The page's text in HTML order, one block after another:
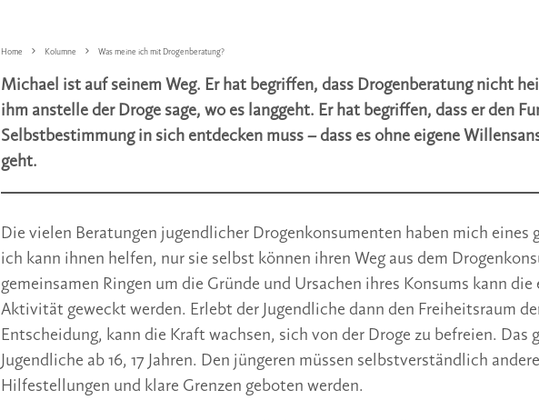
Home Kolumne Was meine ich mit Drogenberatung?
Michael ist auf seinem Weg. Er hat begriffen, dass Drogenberatung nicht
ihm anstelle der Droge sage, wo es langgeht. Er hat begriffen, dass er den
Selbstbestimmung in sich entdecken muss – dass es ohne eigene
geht.
Die vielen Beratungen jugendlicher Drogenkonsumenten haben mich eines
ich kann ihnen helfen, nur sie selbst können ihren Weg aus dem
gemeinsamen Ringen um die Gründe und Ursachen ihres Konsums kann die
Aktivität geweckt werden. Erlebt der Jugendliche dann den Freiheitsraum
Entscheidung, kann die Kraft wachsen, sich von der Droge zu befreien. Das
Jugendliche ab 16, 17 Jahren. Den jüngeren müssen selbstverständlich andere
Hilfestellungen und klare Grenzen geboten werden.